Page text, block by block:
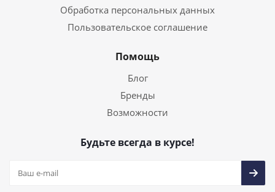
Обработка персональных данных
Пользовательское соглашение
Помощь
Блог
Бренды
Возможности
Будьте всегда в курсе!